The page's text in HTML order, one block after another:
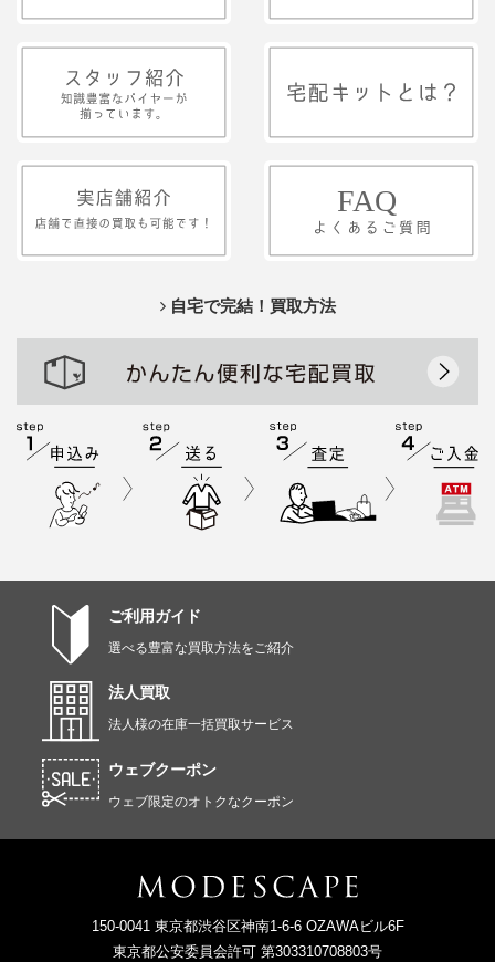
自宅で完結！買取方法
ご利用ガイド
選べる豊富な買取方法をご紹介
法人買取
法人様の在庫一括買取サービス
ウェブクーポン
ウェブ限定のオトクなクーポン
150-0041 東京都渋谷区神南1-6-6 OZAWAビル6F
東京都公安委員会許可 第303310708803号